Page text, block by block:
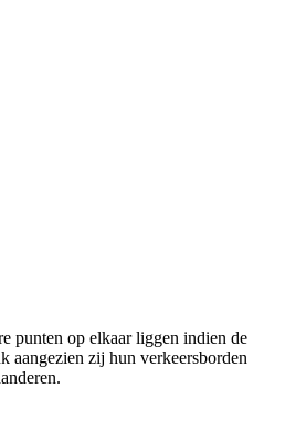
punten op elkaar liggen indien de
aangezien zij hun verkeersborden